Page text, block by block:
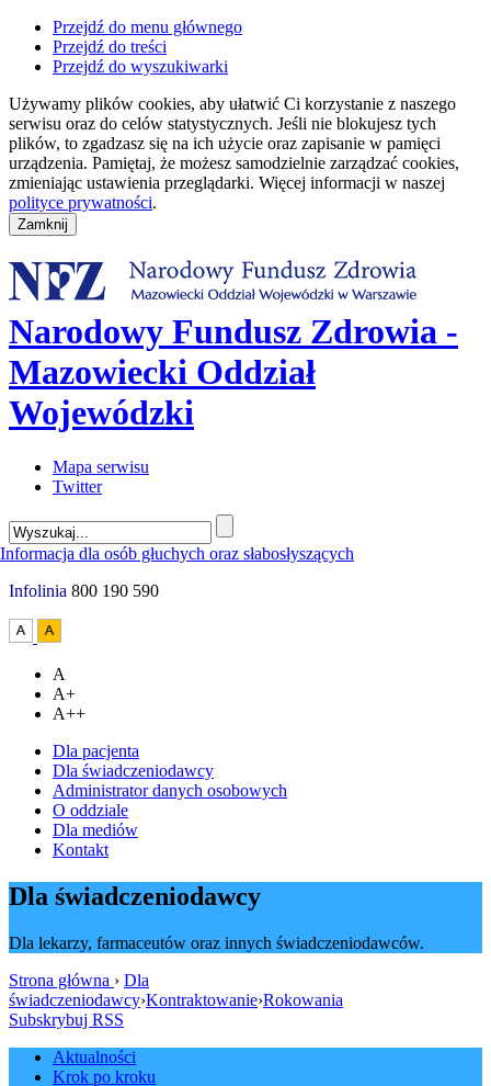
Przejdź do menu głównego
Przejdź do treści
Przejdź do wyszukiwarki
Używamy plików cookies, aby ułatwić Ci korzystanie z naszego
serwisu oraz do celów statystycznych. Jeśli nie blokujesz tych
plików, to zgadzasz się na ich użycie oraz zapisanie w pamięci
urządzenia. Pamiętaj, że możesz samodzielnie zarządzać cookies,
zmieniając ustawienia przeglądarki. Więcej informacji w naszej
polityce prywatności.
Narodowy Fundusz Zdrowia -
Mazowiecki Oddział
Wojewódzki
Mapa serwisu
Twitter
Infolinia 800 190 590
A
A+
A++
Dla pacjenta
Dla świadczeniodawcy
Administrator danych osobowych
O oddziale
Dla mediów
Kontakt
Dla świadczeniodawcy
Dla lekarzy, farmaceutów oraz innych świadczeniodawców.
Strona główna › Dla
świadczeniodawcy›Kontraktowanie›Rokowania
Subskrybuj RSS
Aktualności
Krok po kroku